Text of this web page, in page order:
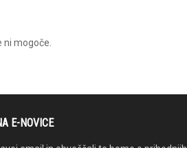
ni mogoče.
E-NOVICE